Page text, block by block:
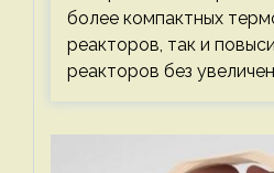
более компактных
реакторов, так и
реакторов без